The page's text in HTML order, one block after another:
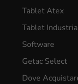
Tablet Atex
Tablet
Software
Getac Select
Dove